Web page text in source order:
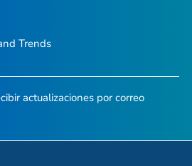
Trends
actualizaciones por correo